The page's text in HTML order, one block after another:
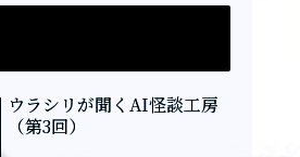
ウラシリが聞くAI怪談工房
（第3回）